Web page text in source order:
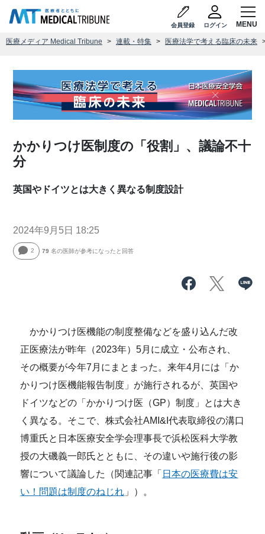
会員登録 ログイン
医療メディア Medical Tribune 連載・特集 医療法学で考える臨床の未来
かかりつけ医制度の「役割」、議論不十
分
英国やドイツとは大きく異なる制度設計
2024年9月5日 18:25
2 79 名の医師が参考になったと回答
かかりつけ医機能の制度整備などを盛り込んだ改
正医療法が昨年（2023年）5月に成立・公布され、
その概要が今年7月にまとまった。来年4月には「か
かりつけ医機能報告制度」が施行されるが、英国や
ドイツなどの「かかりつけ医（GP）制度」とは大き
く異なる。そこで、株式会社AMI&I代表取締役の溝口
博重氏と日本医療安全学会理事長で浜松医科大学教
授の大磯義一郎氏とともに、その違いや施行後の影
響について議論した（関連記事「 日本の医療費は安
い！問題は制度のねじれ 」）。